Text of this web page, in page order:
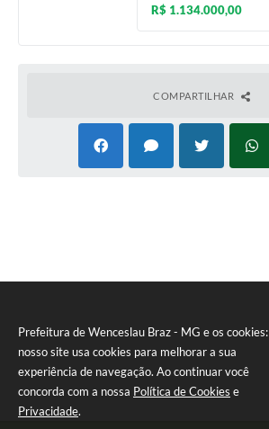
Prefeitura de Wenceslau Braz - MG e os cookies:
nosso site usa cookies para melhorar a sua
experiência de navegação. Ao continuar você
concorda com a nossa Política de Cookies e
Privacidade.
R$ 1.134.000,00
COMPARTILHAR